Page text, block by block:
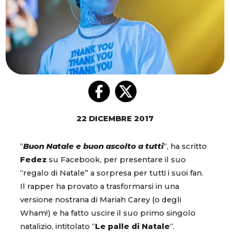
22 DICEMBRE 2017
“Buon Natale e buon ascolto a tutti“, ha scritto
Fedez su Facebook, per presentare il suo
“regalo di Natale” a sorpresa per tutti i suoi fan.
Il rapper ha provato a trasformarsi in una
versione nostrana di Mariah Carey (o degli
Wham!) e ha fatto uscire il suo primo singolo
natalizio, intitolato “Le palle di Natale“.